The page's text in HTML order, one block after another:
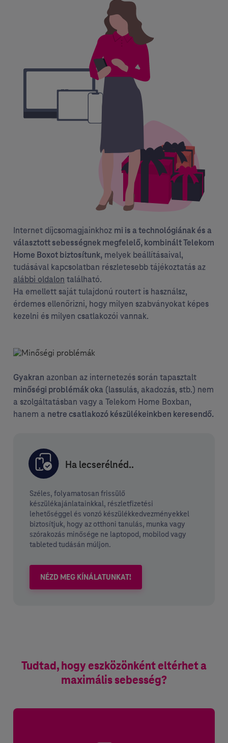
Internet díjcsomagjainkhoz mi is a technológiának és a
választott sebességnek megfelelő, kombinált Telekom
Home Boxot biztosítunk, melyek beállításaival,
tudásával kapcsolatban részletesebb tájékoztatás az
alábbi oldalon található.
Ha emellett saját tulajdonú routert is használsz,
érdemes ellenőrizni, hogy milyen szabványokat képes
kezelni és milyen csatlakozói vannak.
Gyakran azonban az internetezés során tapasztalt
minőségi problémák oka (lassulás, akadozás, stb.) nem
a szolgáltatásban vagy a Telekom Home Boxban,
hanem a netre csatlakozó készülékeinkben keresendő.
Ha lecserélnéd..
Széles, folyamatosan frissülő
készülékajánlatainkkal, részletfizetési
lehetőséggel és vonzó készülékkedvezményekkel
biztosítjuk, hogy az otthoni tanulás, munka vagy
szórakozás minősége ne laptopod, mobilod vagy
tableted tudásán múljon.
NÉZD MEG KÍNÁLATUNKAT!
Tudtad, hogy eszközönként eltérhet a
maximális sebesség?